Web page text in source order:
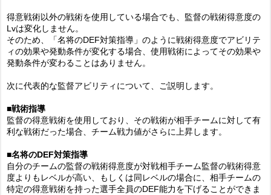
得意戦術以外の戦術を使用している場合でも、監督の戦術得意度の
Lvは変化しません。
そのため、「名将のDEF対策指導」のように戦術得意度でアビリテ
ィの効果や発動条件が変化する場合、使用戦術によってその効果や
発動条件が変わることはありません。
次に代表的な監督アビリティについて、ご説明します。
■戦術指導
監督の得意戦術を使用しており、その戦術が相手チームに対して有
利な戦術だった場合、チーム戦力値がさらに上昇します。
■名将のDEF対策指導
自分のチームの監督の戦術得意度が対戦相手チーム監督の戦術得意
度よりもレベルが高い、もしくは同レベルの場合に、相手チームの
特定の得意戦術を持った選手全員のDEF能力を下げることができま